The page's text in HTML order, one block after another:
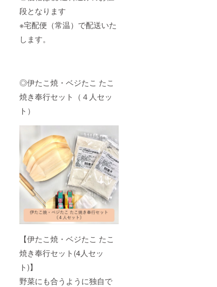
段となります
※宅配便（常温）で配送いた
します。
◎伊たこ焼・ベジたこ たこ
焼き奉行セット（４人セッ
ト）
【伊たこ焼・ベジたこ たこ
焼き奉行セット(4人セッ
ト)】
野菜にも合うように独自で